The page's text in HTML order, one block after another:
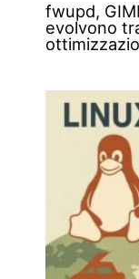
fwupd,
evolvono